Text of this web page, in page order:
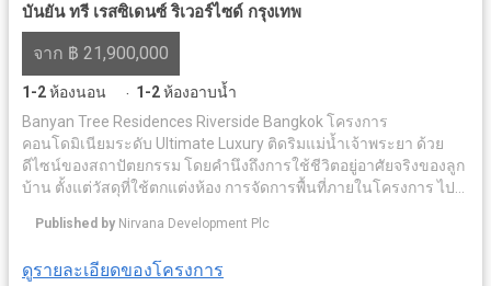
บันยัน ทรี เรสซิเดนซ์ ริเวอร์ไซด์ กรุงเทพ
จาก ฿ 21,900,000
1-2ห้องนอน · 1-2ห้องอาบน้ำ
Banyan Tree Residences Riverside Bangkok โครงการ
คอนโดมิเนียมระดับ Ultimate Luxury ติดริมแม่น้ำเจ้าพระยา ด้วย
ดีไซน์ของสถาปัตยกรรม โดยคำนึงถึงการใช้ชีวิตอยู่อาศัยจริงของลูก
บ้าน ตั้งแต่วัสดุที่ใช้ตกแต่งห้อง การจัดการพื้นที่ภายในโครงการ ไป
เก่าอันเงียบสงบ ภายใต้แนวคิด The Sanctuary for your Soul แต่
ค้า และธุรกิจสิ่งอำนวยความสะดวกครบครัน อาทิ ระบบรักษาความ
Published by Nirvana Development Plc
ดูรายละเอียดของโครงการ